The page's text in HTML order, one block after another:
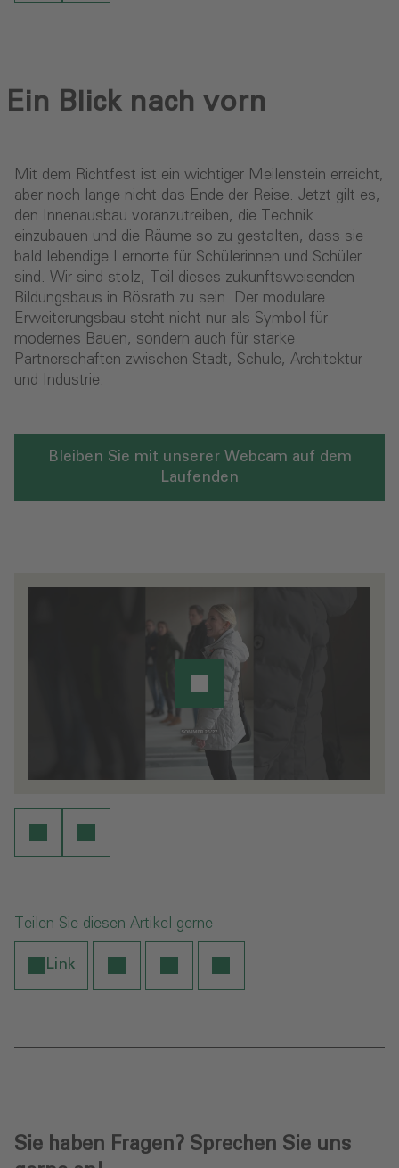
Ein Blick nach vorn
Mit dem Richtfest ist ein wichtiger Meilenstein erreicht,
aber noch lange nicht das Ende der Reise. Jetzt gilt es,
den Innenausbau voranzutreiben, die Technik
einzubauen und die Räume so zu gestalten, dass sie
bald lebendige Lernorte für Schülerinnen und Schüler
sind. Wir sind stolz, Teil dieses zukunftsweisenden
Bildungsbaus in Rösrath zu sein. Der modulare
Erweiterungsbau steht nicht nur als Symbol für
modernes Bauen, sondern auch für starke
Partnerschaften zwischen Stadt, Schule, Architektur
und Industrie.
Bleiben Sie mit unserer Webcam auf dem
Laufenden
Teilen Sie diesen Artikel gerne
Link
Sie haben Fragen? Sprechen Sie uns